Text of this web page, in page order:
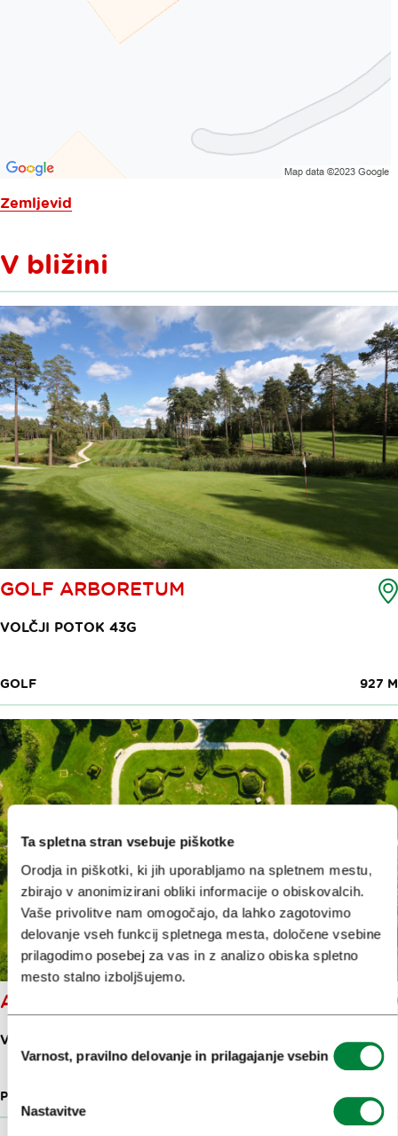
Ta spletna stran vsebuje piškotke
Orodja in piškotki, ki jih uporabljamo na spletnem mestu,
zbirajo v anonimizirani obliki informacije o obiskovalcih.
Vaše privolitve nam omogočajo, da lahko zagotovimo
delovanje vseh funkcij spletnega mesta, določene vsebine
prilagodimo posebej za vas in z analizo obiska spletno
mesto stalno izboljšujemo.
Izbira
soglasja
Varnost, pravilno delovanje in prilagajanje vsebin
Nastavitve
Zemljevid
V bližini
GOLF ARBORETUM
VOLČJI POTOK 43G
GOLF 927 M
ARBORETUM VOLČJI POTOK
VOLČJI POTOK 3
PARKI IN NARAVA 1.4 KM